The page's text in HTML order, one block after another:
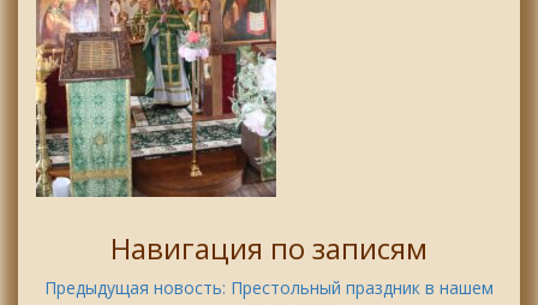
Навигация по записям
Предыдущая новость: Престольный праздник в нашем